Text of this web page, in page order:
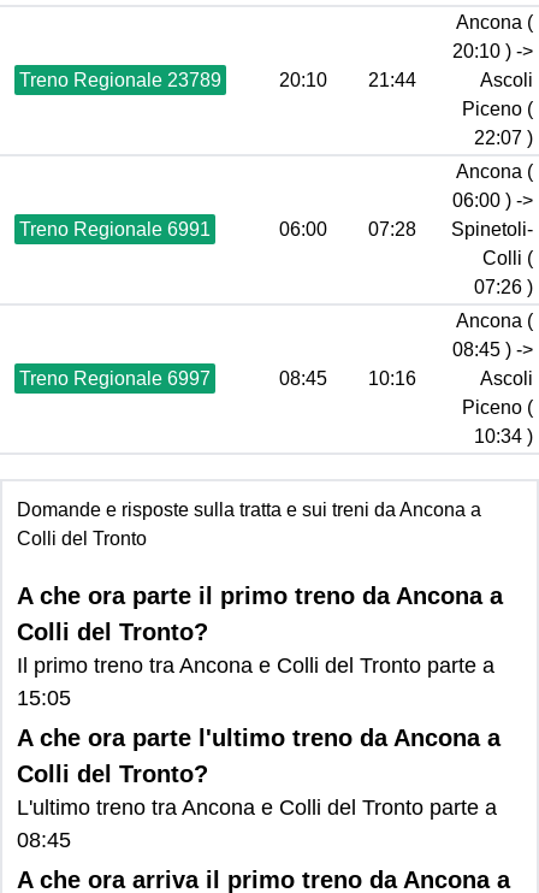
Treno Regionale 23789 20:10 21:44
Ancona (
20:10 ) ->
Ascoli
Piceno (
22:07 )
Treno Regionale 6991 06:00 07:28
Ancona (
06:00 ) ->
Spinetoli-
Colli (
07:26 )
Treno Regionale 6997 08:45 10:16
Ancona (
08:45 ) ->
Ascoli
Piceno (
10:34 )
Domande e risposte sulla tratta e sui treni da Ancona a
Colli del Tronto
A che ora parte il primo treno da Ancona a
Colli del Tronto?
Il primo treno tra Ancona e Colli del Tronto parte a
15:05
A che ora parte l'ultimo treno da Ancona a
Colli del Tronto?
L'ultimo treno tra Ancona e Colli del Tronto parte a
08:45
A che ora arriva il primo treno da Ancona a